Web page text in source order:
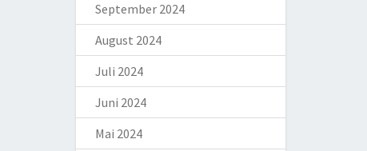
September 2024
August 2024
Juli 2024
Juni 2024
Mai 2024